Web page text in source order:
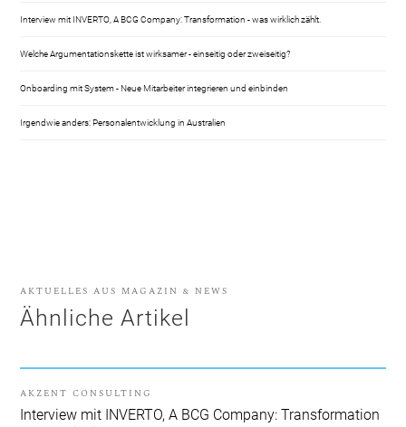
Interview mit INVERTO, A BCG Company: Transformation - was wirklich zählt.
Welche Argumentationskette ist wirksamer - einseitig oder zweiseitig?
Onboarding mit System - Neue Mitarbeiter integrieren und einbinden
Irgendwie anders: Personalentwicklung in Australien
AKTUELLES AUS MAGAZIN & NEWS
Ähnliche Artikel
AKZENT CONSULTING
Interview mit INVERTO, A BCG Company: Transformation